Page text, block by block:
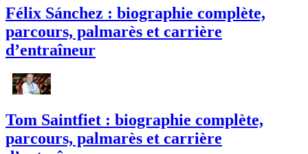
Félix Sánchez : biographie complète,
parcours, palmarès et carrière
d’entraîneur
Tom Saintfiet : biographie complète,
parcours, palmarès et carrière